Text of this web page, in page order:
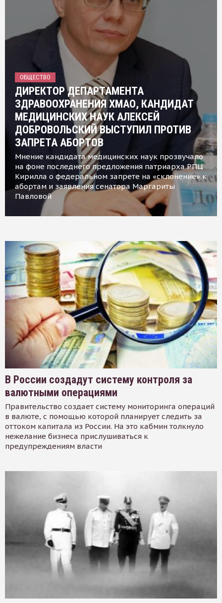
ОБЩЕСТВО
ДИРЕКТОР ДЕПАРТАМЕНТА
ЗДРАВООХРАНЕНИЯ ХМАО, КАНДИДАТ
МЕДИЦИНСКИХ НАУК АЛЕКСЕЙ
ДОБРОВОЛЬСКИЙ ВЫСТУПИЛ ПРОТИВ
ЗАПРЕТА АБОРТОВ
Мнение кандидата медицинских наук прозвучало
на фоне последнего предложения патриарха РПЦ
Кирилла о федеральном запрете на «склонение» к
абортам и заявления сенатора Маргариты
Павловой
В России создадут систему контроля за
валютными операциями
Правительство создает систему мониторинга операций
в валюте, с помощью которой планирует следить за
оттоком капитала из России. На это кабмин толкнуло
нежелание бизнеса прислушиваться к
предупреждениям власти